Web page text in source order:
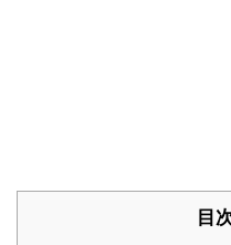
目